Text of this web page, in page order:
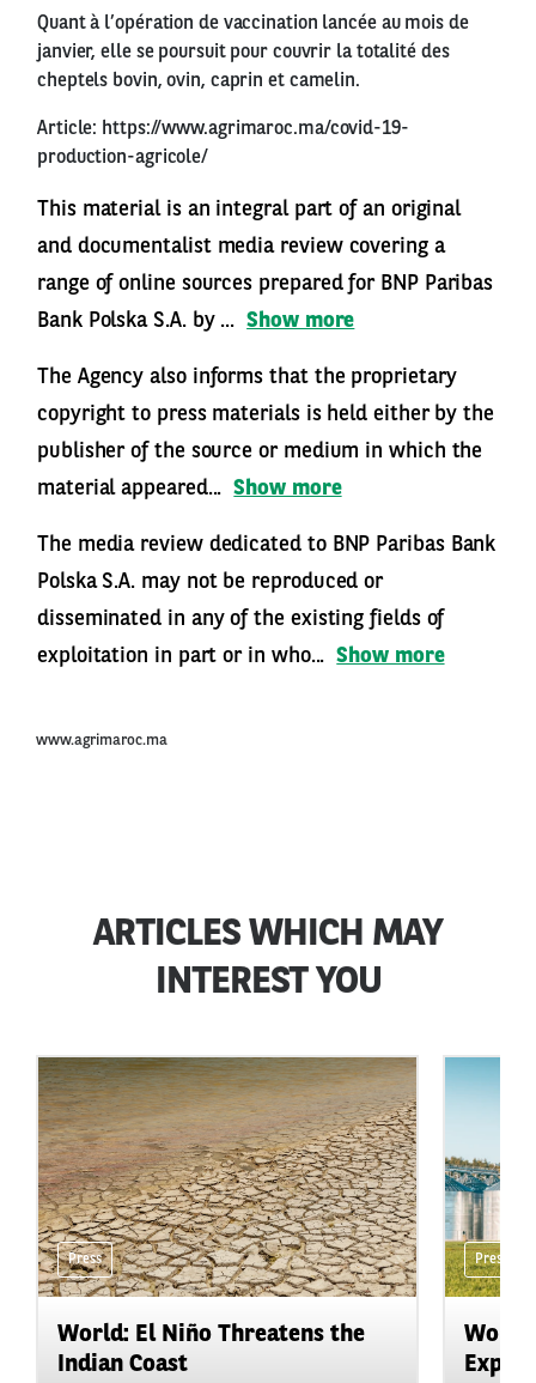
Quant à l’opération de vaccination lancée au mois de
janvier, elle se poursuit pour couvrir la totalité des
cheptels bovin, ovin, caprin et camelin.
Article: https://www.agrimaroc.ma/covid-19-
production-agricole/
This material is an integral part of an original
and documentalist media review covering a
range of online sources prepared for BNP Paribas
Bank Polska S.A. by ... Show more
The Agency also informs that the proprietary
copyright to press materials is held either by the
publisher of the source or medium in which the
material appeared... Show more
The media review dedicated to BNP Paribas Bank
Polska S.A. may not be reproduced or
disseminated in any of the existing fields of
exploitation in part or in who... Show more
www.agrimaroc.ma
ARTICLES WHICH MAY
INTEREST YOU
Press
World: El Niño Threatens the
Indian Coast
Press